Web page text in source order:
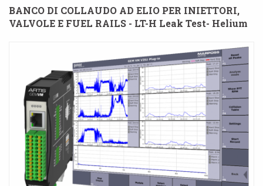
BANCO DI COLLAUDO AD ELIO PER INIETTORI,
VALVOLE E FUEL RAILS - LT-H Leak Test- Helium